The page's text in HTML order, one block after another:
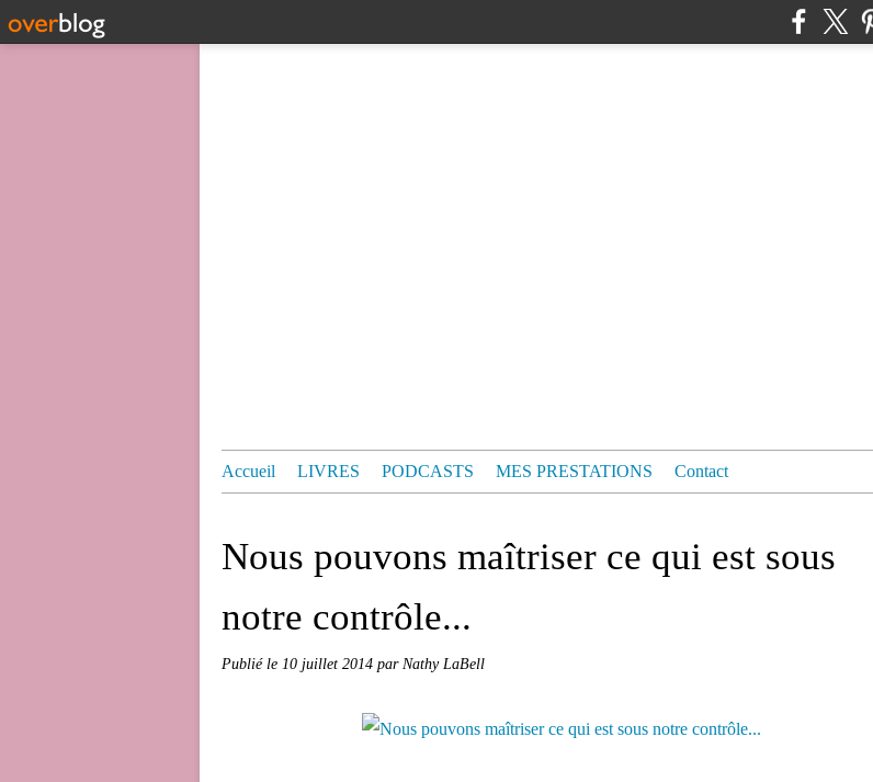
Accueil LIVRES PODCASTS MES PRESTATIONS Contact
Nous pouvons maîtriser ce qui est sous
notre contrôle...
Publié le 10 juillet 2014 par Nathy LaBell